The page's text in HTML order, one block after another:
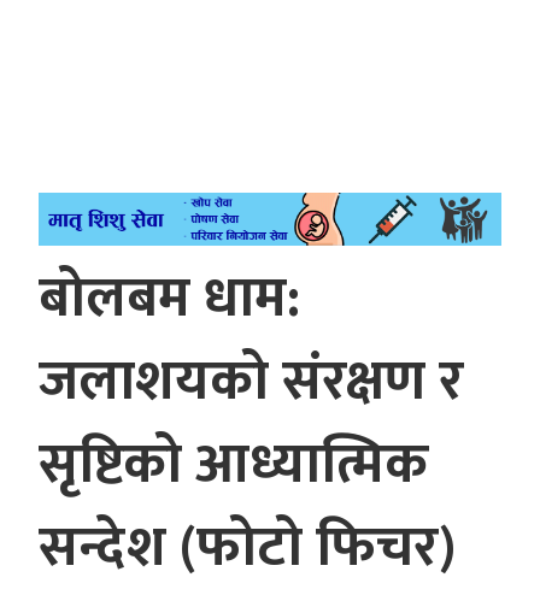
बोलबम धाम:
जलाशयको संरक्षण र
सृष्टिको आध्यात्मिक
सन्देश (फोटो फिचर)